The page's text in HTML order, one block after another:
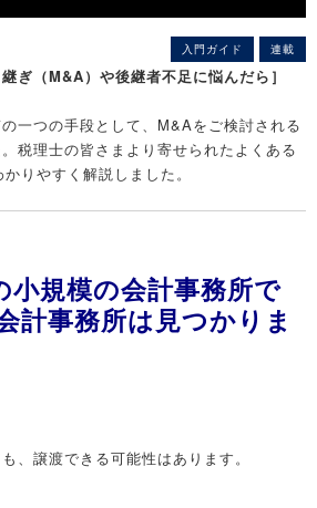
入門ガイド 連載
ぎ（M&A）や後継者不足に悩んだら］
一つの手段として、M&Aをご検討される
税理士の皆さまより寄せられたよくある
りやすく解説しました。
小規模の会計事務所で
計事務所は見つかりま
、譲渡できる可能性はあります。